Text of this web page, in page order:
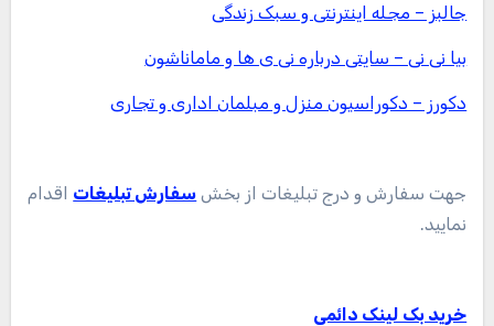
جالبز – مجله اینترنتی و سبک زندگی
بیا نی نی – سایتی درباره نی ی ها و ماماناشون
دکورز – دکوراسیون منزل و مبلمان اداری و تجاری
جهت سفارش و درج تبلیغات از بخش سفارش تبلیغات اقدام
نمایید.
خرید بک لینک دائمی